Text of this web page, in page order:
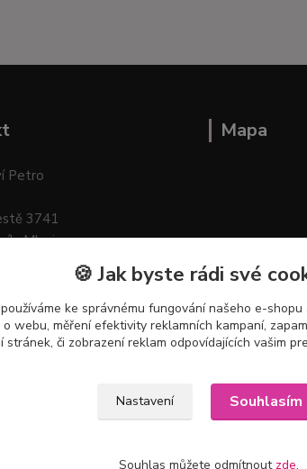
Petro
3741
Mapa
🍪 Jak byste rádi své
ke správnému fungování našeho e-
webu, měření efektivity reklamních kampaní,
stránek, či zobrazení reklam odpovídajících vašim
Nastavení Souhlasím
Souhlas můžete odmítnout zde.